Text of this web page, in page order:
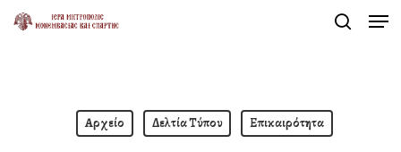
Skip
Αρχείο Δελτία Τύπου Επικαιρότητα